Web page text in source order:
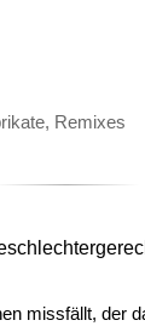
Remixes
missfällt, der